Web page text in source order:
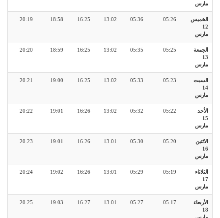
مارس
الخميس
12
مارس
05:26
05:36
13:02
16:25
18:58
20:19
الجمعة
13
مارس
05:25
05:35
13:02
16:25
18:59
20:20
السبت
14
مارس
05:23
05:33
13:02
16:25
19:00
20:21
الأحد
15
مارس
05:22
05:32
13:02
16:26
19:01
20:22
الاثنين
16
مارس
05:20
05:30
13:01
16:26
19:01
20:23
الثلاثاء
17
مارس
05:19
05:29
13:01
16:26
19:02
20:24
الأربعاء
18
05:17
05:27
13:01
16:27
19:03
20:25